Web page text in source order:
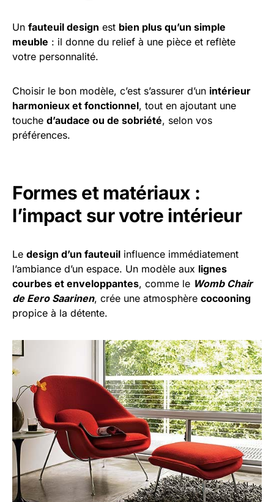
Un fauteuil design est bien plus qu’un simple
meuble : il donne du relief à une pièce et reflète
votre personnalité.
Choisir le bon modèle, c’est s’assurer d’un intérieur
harmonieux et fonctionnel, tout en ajoutant une
touche d’audace ou de sobriété, selon vos
préférences.
Formes et matériaux :
l’impact sur votre intérieur
Le design d’un fauteuil influence immédiatement
l’ambiance d’un espace. Un modèle aux lignes
courbes et enveloppantes, comme le Womb Chair
de Eero Saarinen, crée une atmosphère cocooning
propice à la détente.